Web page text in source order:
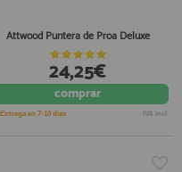
Attwood Puntera de Proa Deluxe
24,25€
comprar
Entrega en 7-10 días IVA incl.